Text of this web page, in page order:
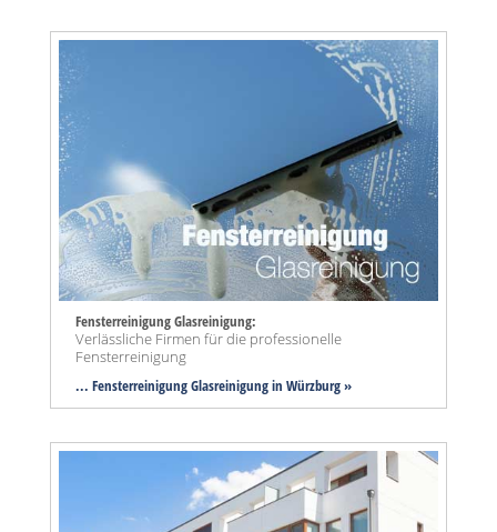
Fensterreinigung Glasreinigung:
Verlässliche Firmen für die professionelle
Fensterreinigung
... Fensterreinigung Glasreinigung in Würzburg »